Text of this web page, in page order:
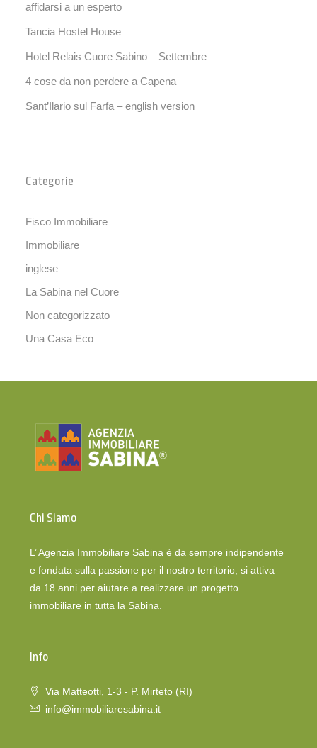
affidarsi a un esperto
Tancia Hostel House
Hotel Relais Cuore Sabino – Settembre
4 cose da non perdere a Capena
Sant’Ilario sul Farfa – english version
Categorie
Fisco Immobiliare
Immobiliare
inglese
La Sabina nel Cuore
Non categorizzato
Una Casa Eco
Chi Siamo
L’ Agenzia Immobiliare Sabina è da sempre indipendente
e fondata sulla passione per il nostro territorio, si attiva
da 18 anni per aiutare a realizzare un progetto
immobiliare in tutta la Sabina.
Info
Via Matteotti, 1-3 - P. Mirteto (RI)
info@immobiliaresabina.it